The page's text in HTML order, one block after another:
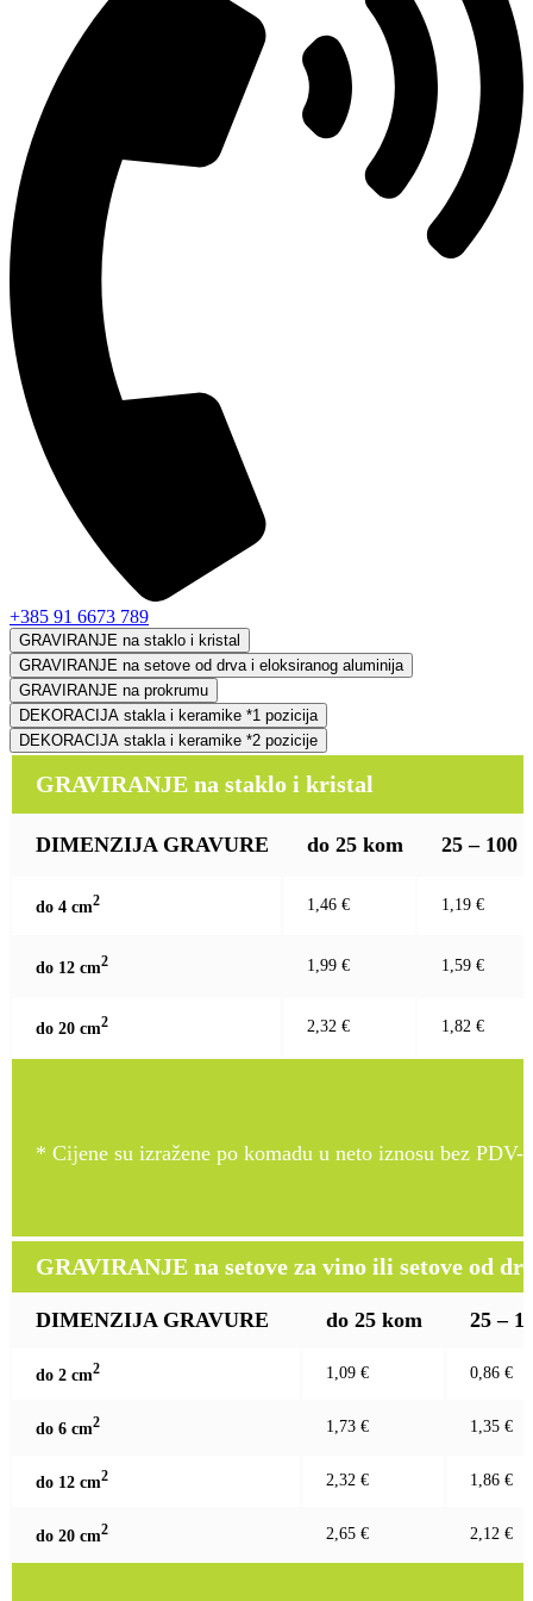
+385 91 6673 789
GRAVIRANJE na staklo i kristal
GRAVIRANJE na setove od drva i eloksiranog aluminija
GRAVIRANJE na prokrumu
DEKORACIJA stakla i keramike *1 pozicija
DEKORACIJA stakla i keramike *2 pozicije
GRAVIRANJE na staklo i kristal
DIMENZIJA GRAVURE do 25 kom 25 – 100
do 4 cm2 1,46 € 1,19 €
do 12 cm2 1,99 € 1,59 €
do 20 cm2 2,32 € 1,82 €
* Cijene su izražene po komadu u neto iznosu bez PDV-
GRAVIRANJE na setove za vino ili setove od
DIMENZIJA GRAVURE do 25 kom 25 –
do 2 cm2 1,09 € 0,86 €
do 6 cm2 1,73 € 1,35 €
do 12 cm2 2,32 € 1,86 €
do 20 cm2 2,65 € 2,12 €